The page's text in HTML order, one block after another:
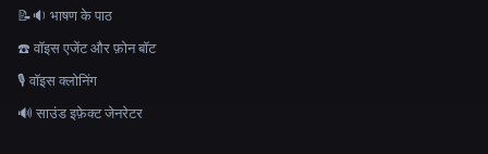
📝🔉 भाषण के पाठ
☎️ वॉइस एजेंट और फ़ोन बॉट
🎙️ वॉइस क्लोनिंग
🔊 साउंड इफ़ेक्ट जेनरेटर